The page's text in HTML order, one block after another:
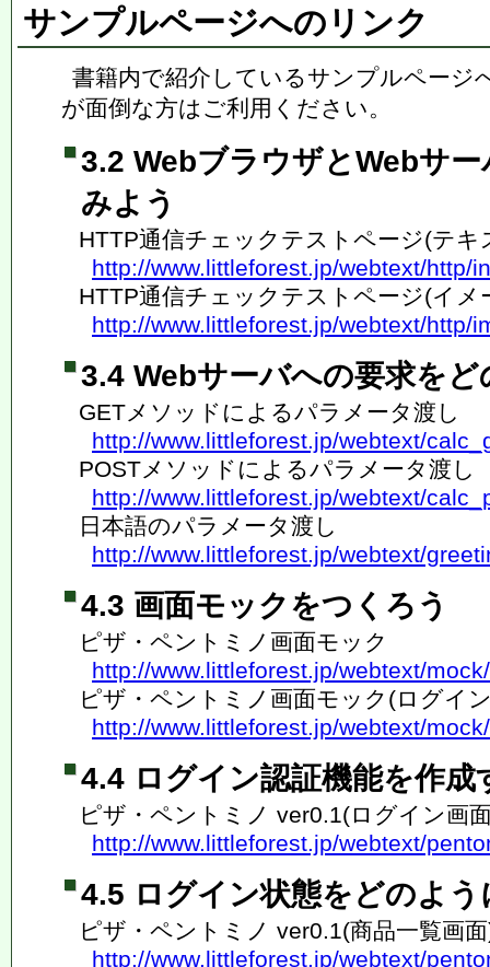
サンプルページへのリンク
書籍内で紹介しているサンプルページ
が面倒な方はご利用ください。
3.2 WebブラウザとWebサ
みよう
HTTP通信チェックテストページ(テキ
http://www.littleforest.jp/webtext/http/
HTTP通信チェックテストページ(イメ
http://www.littleforest.jp/webtext/http/
3.4 Webサーバへの要求を
GETメソッドによるパラメータ渡し
http://www.littleforest.jp/webtext/
POSTメソッドによるパラメータ渡し
http://www.littleforest.jp/webtext/
日本語のパラメータ渡し
http://www.littleforest.jp/webtext/
4.3 画面モックをつくろう
ピザ・ペントミノ画面モック
http://www.littleforest.jp/webtext/
ピザ・ペントミノ画面モック(ログイ
http://www.littleforest.jp/webtext/
4.4 ログイン認証機能を作成
ピザ・ペントミノ ver0.1(ログイン画
http://www.littleforest.jp/webtext/
4.5 ログイン状態をどのよ
ピザ・ペントミノ ver0.1(商品一覧画
http://www.littleforest.jp/webtext/